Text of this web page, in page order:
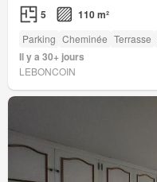
5 110 m²
Parking Cheminée Terrasse
Il y a 30+ jours
LEBONCOIN